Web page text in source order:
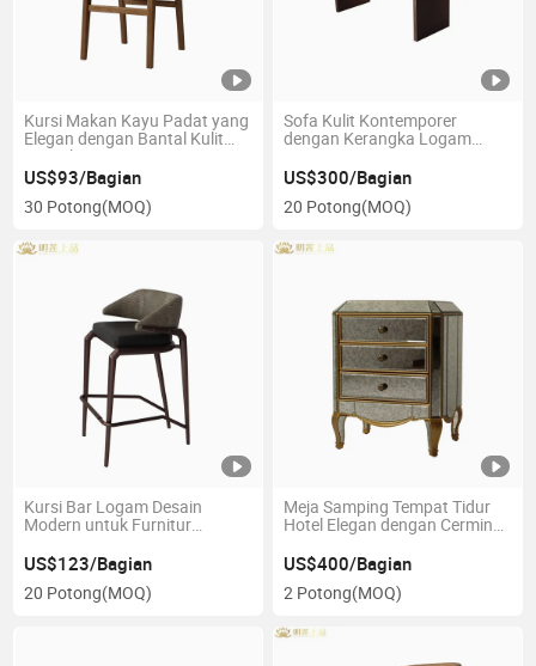
Kursi Makan Kayu Padat yang
Elegan dengan Bantal Kulit
Mewah
US$93/Bagian
30 Potong(MOQ)
Sofa Kulit Kontemporer
dengan Kerangka Logam
US$300/Bagian
20 Potong(MOQ)
Kursi Bar Logam Desain
Modern untuk Furnitur
US$123/Bagian
20 Potong(MOQ)
Meja Samping Tempat Tidur
Hotel Elegan dengan Cermin
US$400/Bagian
2 Potong(MOQ)